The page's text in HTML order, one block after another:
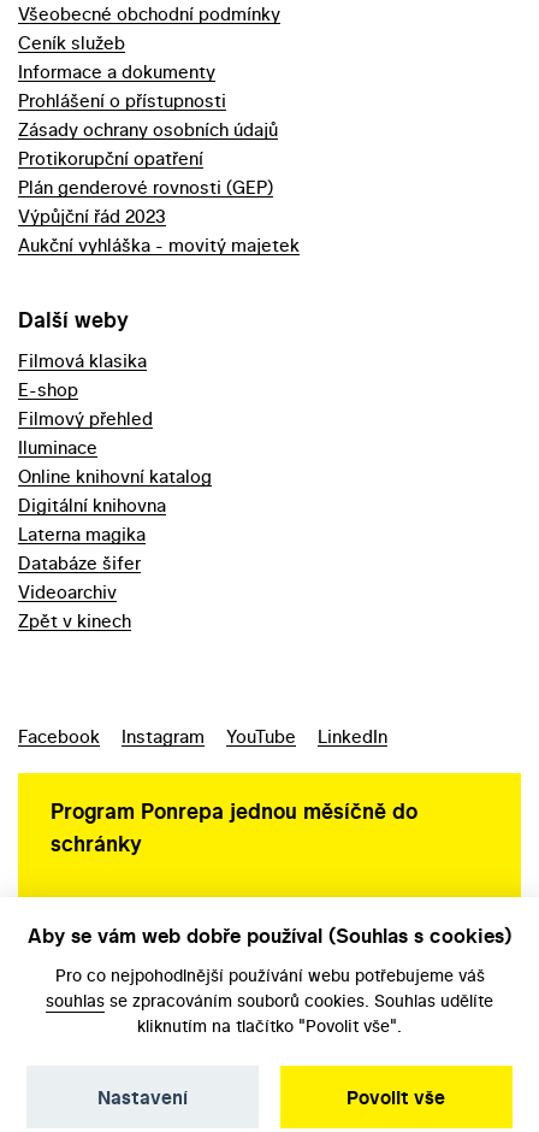
Všeobecné obchodní podmínky
Ceník služeb
Informace a dokumenty
Prohlášení o přístupnosti
Zásady ochrany osobních údajů
Protikorupční opatření
Plán genderové rovnosti (GEP)
Výpůjční řád 2023
Aukční vyhláška - movitý majetek
Další weby
Filmová klasika
E-shop
Filmový přehled
Iluminace
Online knihovní katalog
Digitální knihovna
Laterna magika
Databáze šifer
Videoarchiv
Zpět v kinech
Facebook Instagram YouTube LinkedIn
Program Ponrepa jednou měsíčně do
schránky
Aby se vám web dobře používal (Souhlas s cookies)
Pro co nejpohodlnější používání webu potřebujeme váš
souhlas se zpracováním souborů cookies. Souhlas udělíte
kliknutím na tlačítko "Povolit vše".
Povolit vše
Nastavení